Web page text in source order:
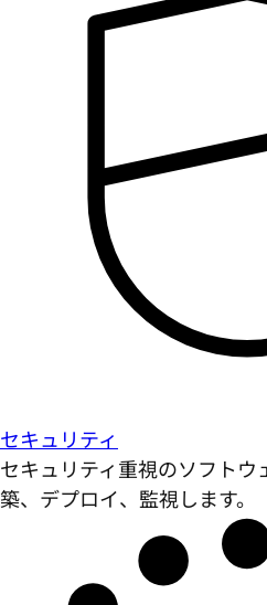
セキュリティ
セキュリティ重視のソフトウ
築、デプロイ、監視します。